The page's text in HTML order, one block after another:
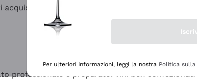
professionale e preparato. Vini ben
Per ulteriori informazioni, leggi la nostra Politica sulla